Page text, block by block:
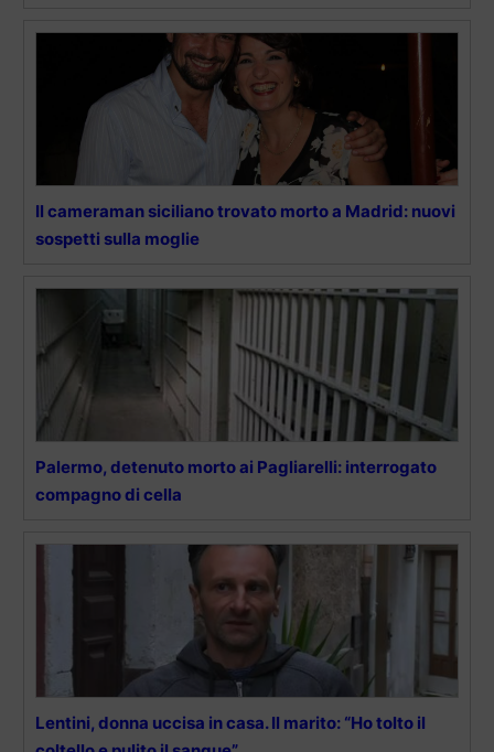
Il cameraman siciliano trovato morto a Madrid: nuovi
sospetti sulla moglie
Palermo, detenuto morto ai Pagliarelli: interrogato
compagno di cella
Lentini, donna uccisa in casa. Il marito: “Ho tolto il